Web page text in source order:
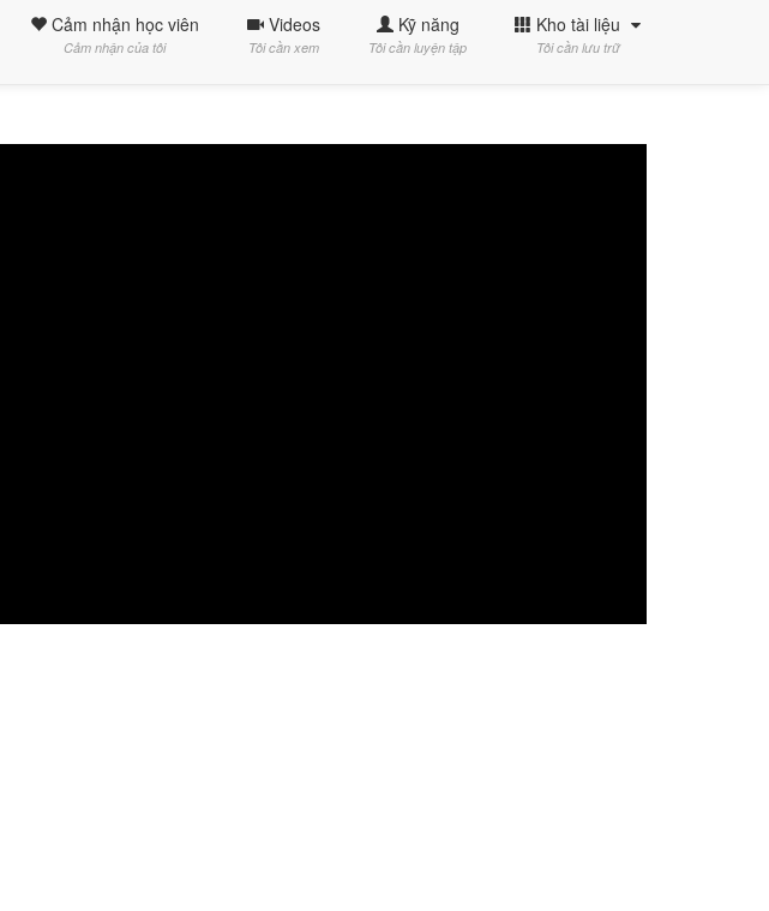
Cảm nhận học viên
Cảm nhận của tôi
Videos
Tôi cần xem
Kỹ năng
Tôi cần luyện tập
Kho tài liệu
Tôi cần lưu trữ